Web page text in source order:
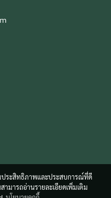
ประสิทธิภาพและประสบการณ์ที่ดี
ามารถอ่านรายละเอียดเพิ่มเติม